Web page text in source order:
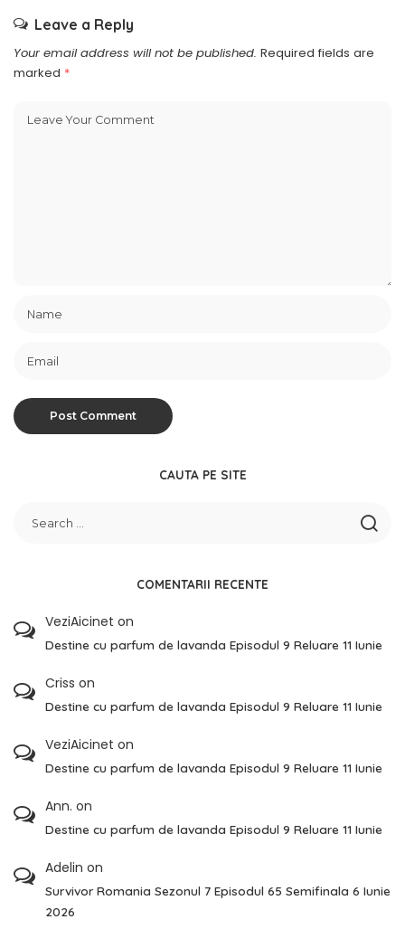
Leave a Reply
Your email address will not be published. Required fields are
marked *
CAUTA PE SITE
COMENTARII RECENTE
VeziAicinet on
Destine cu parfum de lavanda Episodul 9 Reluare 11 Iunie
Criss on
Destine cu parfum de lavanda Episodul 9 Reluare 11 Iunie
VeziAicinet on
Destine cu parfum de lavanda Episodul 9 Reluare 11 Iunie
Ann. on
Destine cu parfum de lavanda Episodul 9 Reluare 11 Iunie
Adelin on
Survivor Romania Sezonul 7 Episodul 65 Semifinala 6 Iunie
2026